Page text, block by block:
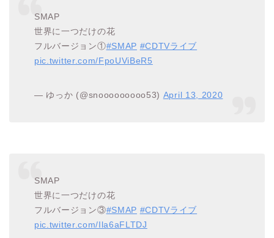
SMAP
世界に一つだけの花
フルバージョン①#SMAP #CDTVライブ
pic.twitter.com/FpoUViBeR5
— ゆっか (@snooooooooo53) April 13, 2020
SMAP
世界に一つだけの花
フルバージョン③#SMAP #CDTVライブ
pic.twitter.com/Ila6aFLTDJ